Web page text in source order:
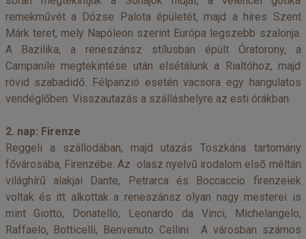
remekművét a Dózse Palota épületét, majd a híres Szent
Márk teret, mely Napóleon szerint Európa legszebb szalonja.
A Bazilika, a reneszánsz stílusban épült Óratorony, a
Campanile megtekintése után elsétálunk a Rialtóhoz, majd
rövid szabadidő. Félpanzió esetén vacsora egy hangulatos
vendéglőben. Visszautazás a szálláshelyre az esti órákban.
2. nap: Firenze
Reggeli a szállodában, majd utazás Toszkána tartomány
fővárosába, Firenzébe. Az olasz nyelvű irodalom első méltán
világhírű alakjai Dante, Petrarca és Boccaccio firenzeiek
voltak és itt alkottak a reneszánsz olyan nagy mesterei is
mint Giotto, Donatello, Leonardo da Vinci, Michelangelo,
Raffaelo, Botticelli, Benvenuto Cellini. A városban számos